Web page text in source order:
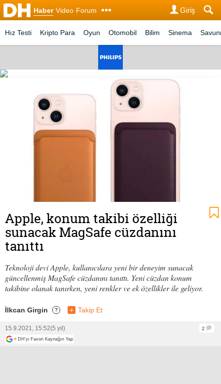
Haber Video Forum Giriş
Hız Testi Kripto Para Oyun Otomobil Bilim Sinema
Apple, konum takibi özelliği
sunacak MagSafe cüzdanını
tanıttı
Teknoloji devi Apple, kullanıcılara yeni bir deneyim sunacak
güncellenmiş MagSafe cüzdanını tanıttı. Yeni cüzdan konum
takibine olanak tanırken, yeni renkler ve ek özellikler ile geliyor.
İlkcan Girgin ? + Takip Et
15.9.2021, 15:52(5 yıl)
2
+ DH'yi Favori Kaynağın Yap